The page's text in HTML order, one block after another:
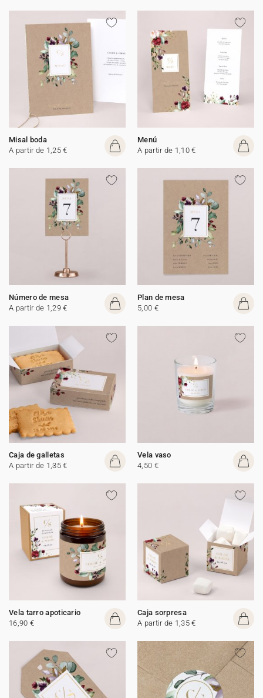
Misal boda
A partir de 1,25 €
Menú
A partir de 1,10 €
Número de mesa
A partir de 1,29 €
Plan de mesa
5,00 €
Caja de galletas
A partir de 1,35 €
Vela vaso
4,50 €
Vela tarro apoticario
16,90 €
Caja sorpresa
A partir de 1,35 €